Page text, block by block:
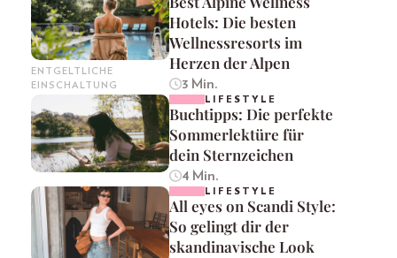
ENTGELTLICHE
EINSCHALTUNG
Hotels: Die besten
Wellnessresorts im
Herzen der Alpen
3 Min.
LIFESTYLE
Buchtipps: Die perfekte
Sommerlektüre für
dein Sternzeichen
4 Min.
LIFESTYLE
All eyes on Scandi Style:
So gelingt dir der
skandinavische Look